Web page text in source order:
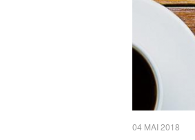
04 MAI 2018